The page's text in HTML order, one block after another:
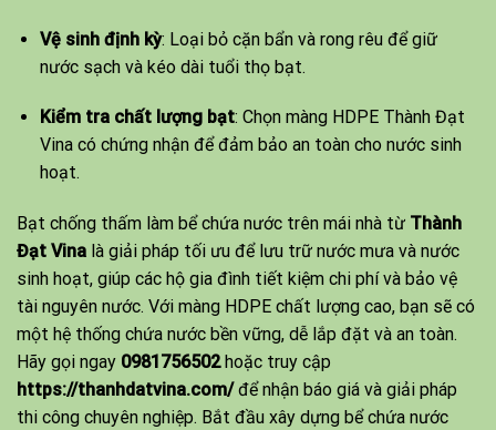
Vệ sinh định kỳ: Loại bỏ cặn bẩn và rong rêu để giữ
nước sạch và kéo dài tuổi thọ bạt.
Kiểm tra chất lượng bạt: Chọn màng HDPE Thành Đạt
Vina có chứng nhận để đảm bảo an toàn cho nước sinh
hoạt.
Bạt chống thấm làm bể chứa nước trên mái nhà từ Thành
Đạt Vina là giải pháp tối ưu để lưu trữ nước mưa và nước
sinh hoạt, giúp các hộ gia đình tiết kiệm chi phí và bảo vệ
tài nguyên nước. Với màng HDPE chất lượng cao, bạn sẽ có
một hệ thống chứa nước bền vững, dễ lắp đặt và an toàn.
Hãy gọi ngay 0981756502hoặc truy cập
https://thanhdatvina.com/để nhận báo giá và giải pháp
thi công chuyên nghiệp. Bắt đầu xây dựng bể chứa nước